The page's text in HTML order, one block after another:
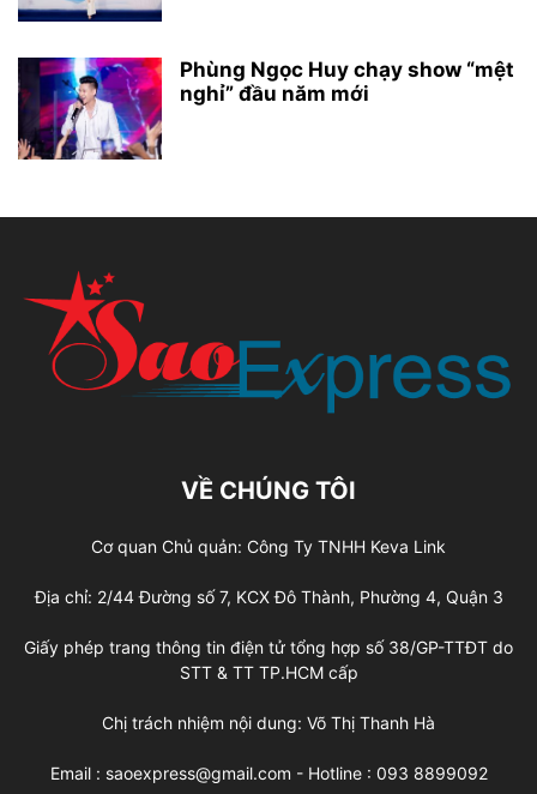
Phùng Ngọc Huy chạy show “mệt
nghỉ” đầu năm mới
VỀ CHÚNG TÔI
Cơ quan Chủ quản: Công Ty TNHH Keva Link
Địa chỉ: 2/44 Đường số 7, KCX Đô Thành, Phường 4, Quận 3
Giấy phép trang thông tin điện tử tổng hợp số 38/GP-TTĐT do
STT & TT TP.HCM cấp
Chị trách nhiệm nội dung: Võ Thị Thanh Hà
Email : saoexpress@gmail.com - Hotline : 093 8899092